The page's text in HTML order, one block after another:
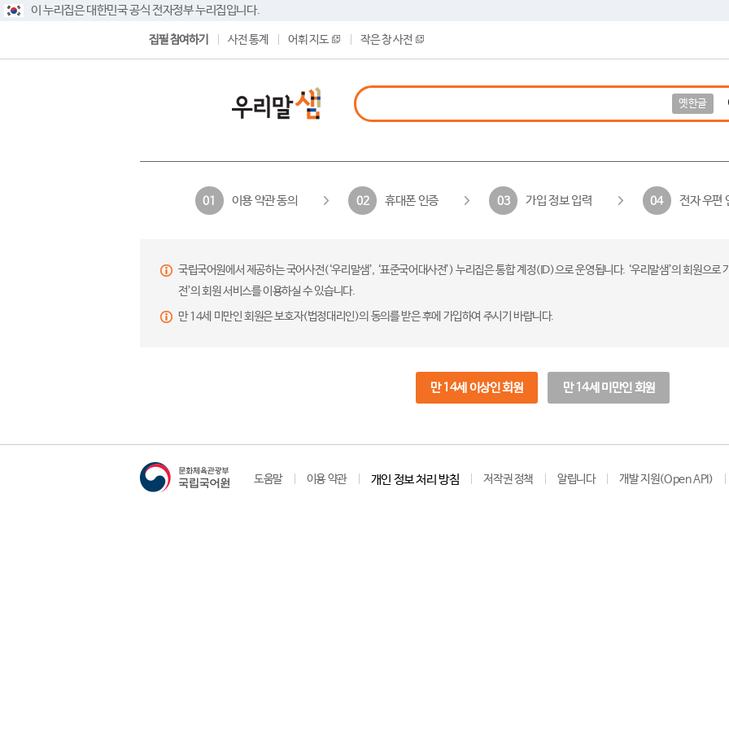
이 누리집은 대한민국 공식 전자정부 누리집입니다.
집필 참여하기 사전 통계 어휘 지도 작은 창 사전
옛한글
01 이용 약관 동의 02 휴대폰 인증 03 가입 정보 입력 04 전자 우편
국립국어원에서 제공하는 국어사전(‘우리말샘’, ‘표준국어대사전’) 누리집은 통합 계정(ID)으로 운영됩니다. ‘우리말샘’의 회원으
전’의 회원 서비스를 이용하실 수 있습니다.
만 14세 미만인 회원은 보호자(법정대리인)의 동의를 받은 후에 가입하여 주시기 바랍니다.
만 14세 이상인 회원 만 14세 미만인 회원
도움말 이용 약관 개인 정보 처리 방침 저작권 정책 알립니다 개발 지원(Open API)